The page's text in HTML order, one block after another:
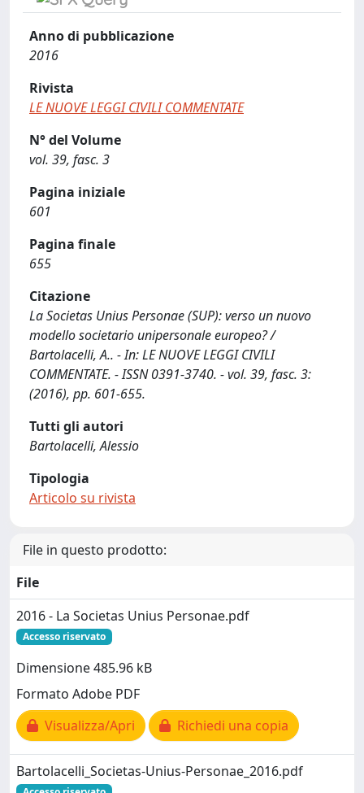
Anno di pubblicazione
2016
Rivista
LE NUOVE LEGGI CIVILI COMMENTATE
N° del Volume
vol. 39, fasc. 3
Pagina iniziale
601
Pagina finale
655
Citazione
La Societas Unius Personae (SUP): verso un nuovo
modello societario unipersonale europeo? /
Bartolacelli, A.. - In: LE NUOVE LEGGI CIVILI
COMMENTATE. - ISSN 0391-3740. - vol. 39, fasc. 3:
(2016), pp. 601-655.
Tutti gli autori
Bartolacelli, Alessio
Tipologia
Articolo su rivista
File in questo prodotto:
File
2016 - La Societas Unius Personae.pdf
Accesso riservato
Dimensione 485.96 kB
Formato Adobe PDF
Visualizza/Apri
Richiedi una copia
Bartolacelli_Societas-Unius-Personae_2016.pdf